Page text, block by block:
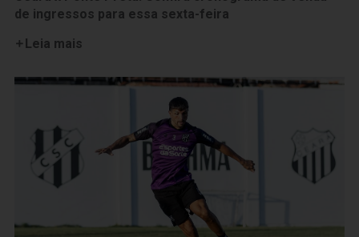
de ingressos para essa sexta-feira
Leia mais